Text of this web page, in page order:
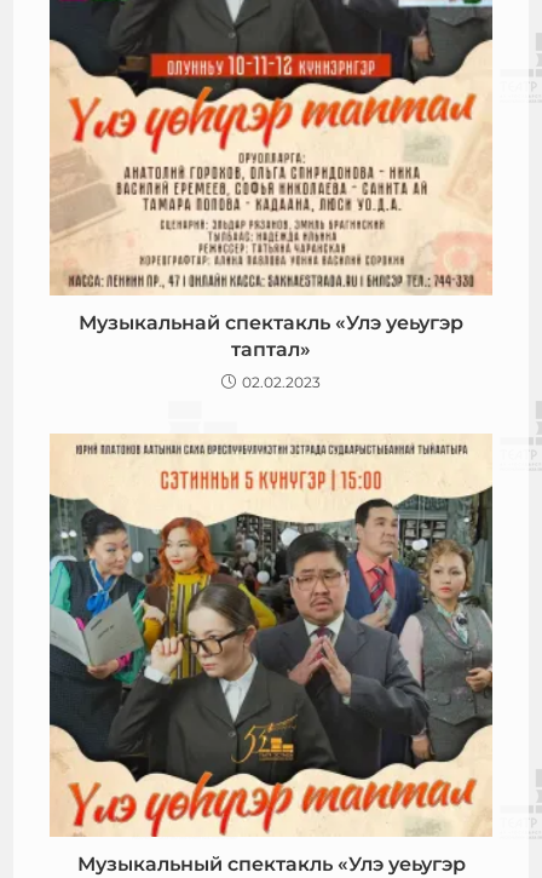
Музыкальнай спектакль «Улэ уеьугэр
таптал»
02.02.2023
Музыкальный спектакль «Улэ уеьугэр